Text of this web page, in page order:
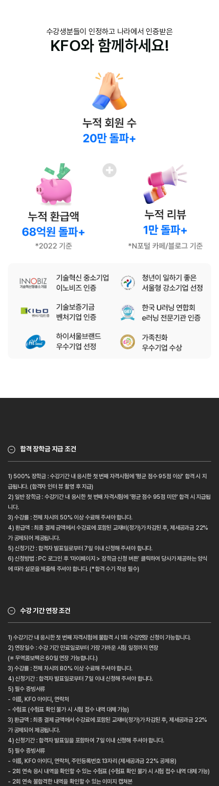
수강생분들이 인정하고 나라에서 인증받은
KFO와 함께하세요!
합격 장학금 지급 조건
1) 500% 장학금 : 수강기간 내 응시한 첫 번째 자격시험에 '평균 점수 95점 이상' 합격 시 지
급됩니다. (합격자 인터 뷰 촬영 후 지급)
2) 일반 장학금 : 수강기간 내 응시한 첫 번째 자격시험에 '평균 점수 95점 미만' 합격 시 지급됩
니다.
3) 수강률 : 전체 차시의 50% 이상 수료해 주셔야 합니다.
4) 환급액 : 최종 결제 금액에서 수강료에 포함된 교재비(정가)가 차감된 후, 제세공과금 22%
가 공제되어 제공됩니다.
5) 신청기간 : 합격자 발표일로부터 7일 이내 신청해 주셔야 합니다.
6) 신청방법 : PC 로그인 후 ‘마이페이지 > 장학금 신청 버튼’ 클릭하여 당사가 제공하는 양식
에 따라 설문을 제출해 주셔야 합니다. (*합격 수기 작성 필수)
수강 기간 연장 조건
1) 수강기간 내 응시한 첫 번째 자격시험에 불합격 시 1회 수강연장 신청이 가능합니다.
2) 연장일수 : 수강 기간 만료일로부터 가장 가까운 시험 일정까지 연장
(※ 무역콤보팩은 60일 연장 가능합니다.)
3) 수강률 : 전체 차시의 80% 이상 수료해 주셔야 합니다.
4) 신청기간 : 합격자 발표일로부터 7일 이내 신청해 주셔야 합니다.
5) 필수 증빙서류
- 이름, KFO 아이디, 연락처
- 수험표 (수험표 확인 불가 시 시험 접수 내역 대체 가능)
3) 환급액 : 최종 결제 금액에서 수강료에 포함된 교재비(정가)가 차감된 후, 제세공과금 22%
가 공제되어 제공됩니다.
4) 신청기간 : 합격자 발표일을 포함하여 7일 이내 신청해 주셔야 합니다.
5) 필수 증빙서류
- 이름, KFO 아이디, 연락처, 주민등록번호 13자리 (제세공과금 22% 공제용)
- 2회 연속 응시 내역을 확인할 수 있는 수험표 (수험표 확인 불가 시 시험 접수 내역 대체 가능)
- 2회 연속 불합격한 내역을 확인할 수 있는 이미지 캡쳐본